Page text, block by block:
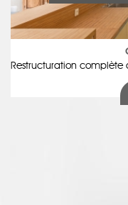
Restructuration